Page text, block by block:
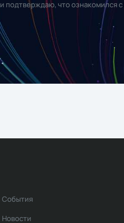
и подтверждаю, что ознакомился с
События
Новости